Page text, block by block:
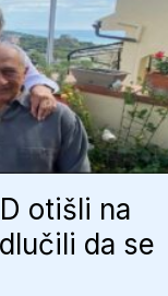
otišli na
da se